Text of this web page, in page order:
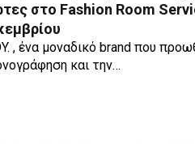
στο Fashion Room
, ένα μοναδικό brand που
και την…